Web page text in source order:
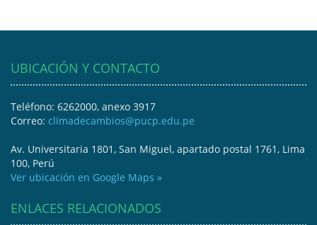
UBICACIÓN Y CONTACTO
Teléfono: 6262000, anexo 3917
Correo: climadecambios@pucp.edu.pe
Av. Universitaria 1801, San Miguel, apartado postal 1761, Lima
100, Perú
Ver ubicación en Google Maps »
ENLACES RELACIONADOS